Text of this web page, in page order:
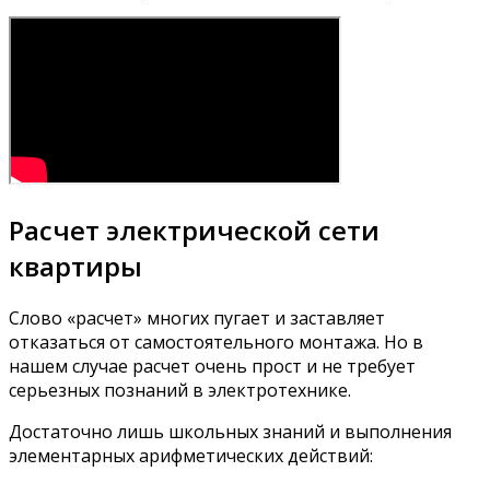
Расчет электрической сети
квартиры
Слово «расчет» многих пугает и заставляет
отказаться от самостоятельного монтажа. Но в
нашем случае расчет очень прост и не требует
серьезных познаний в электротехнике.
Достаточно лишь школьных знаний и выполнения
элементарных арифметических действий: